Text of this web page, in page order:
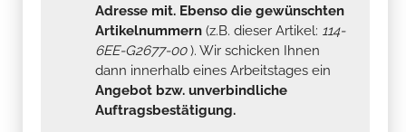
Adresse mit. Ebenso die gewünschten
Artikelnummern (z.B. dieser Artikel: 114-
6EE-G2677-00). Wir schicken Ihnen
dann innerhalb eines Arbeitstages ein
Angebot bzw. unverbindliche
Auftragsbestätigung.